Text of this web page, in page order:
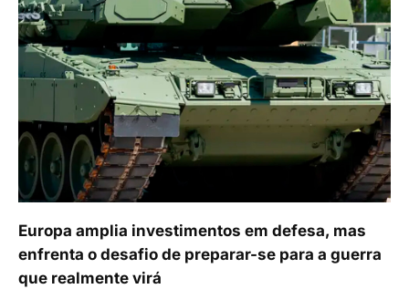
Europa amplia investimentos em defesa, mas
enfrenta o desafio de preparar-se para a guerra
que realmente virá